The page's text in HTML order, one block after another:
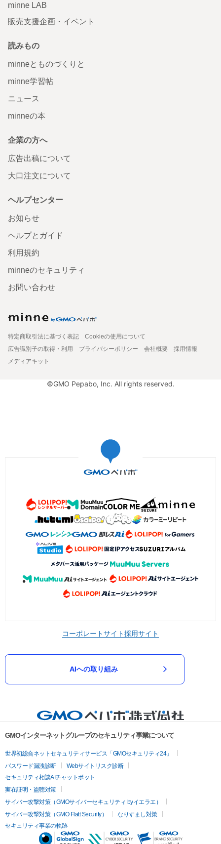
minne LAB
販売支援企画・イベント
読みもの
minneとものづくりと
minne学習帖
ニュース
minneの本
企業の方へ
広告出稿について
大口注文について
ヘルプセンター
お知らせ
ヘルプとガイド
利用規約
minneのセキュリティ
お問い合わせ
特定商取引法に基づく表記
Cookieの使用について
広告識別子の取得・利用
プライバシーポリシー 会社概要
採用情報
メディアキット
©GMO Pepabo, Inc. All rights reserved.
コーポレートサイト採用サイト
AIへの取り組み
GMOインターネットグループのセキュリティ事業について
世界初総合ネットセキュリティサービス「GMOセキュリティ24」
パスワード漏洩診断
Webサイトリスク診断
セキュリティ相談AIチャットボット
実在証明・盗聴対策
サイバー攻撃対策（GMOサイバーセキュリティ byイエラエ）
サイバー攻撃対策（GMO Flatt Security）
なりすまし対策
セキュリティ事業の軌跡